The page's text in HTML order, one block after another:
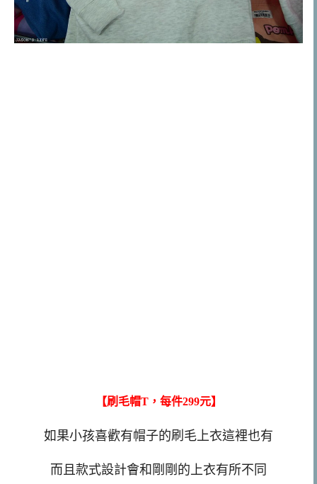
【刷毛帽T，每件299元】
如果小孩喜歡有帽子的刷毛上衣這裡也有
而且款式設計會和剛剛的上衣有所不同